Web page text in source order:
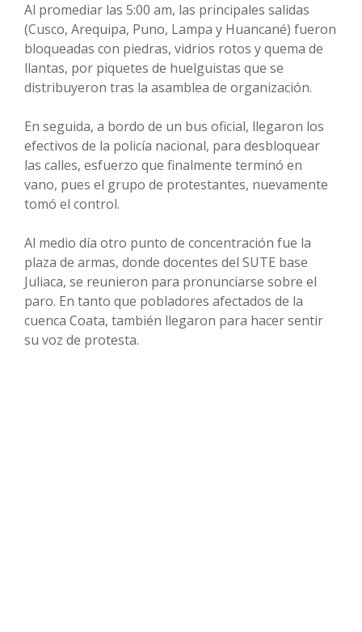
Al promediar las 5:00 am, las principales salidas
(Cusco, Arequipa, Puno, Lampa y Huancané) fueron
bloqueadas con piedras, vidrios rotos y quema de
llantas, por piquetes de huelguistas que se
distribuyeron tras la asamblea de organización.
En seguida, a bordo de un bus oficial, llegaron los
efectivos de la policía nacional, para desbloquear
las calles, esfuerzo que finalmente terminó en
vano, pues el grupo de protestantes, nuevamente
tomó el control.
Al medio día otro punto de concentración fue la
plaza de armas, donde docentes del SUTE base
Juliaca, se reunieron para pronunciarse sobre el
paro. En tanto que pobladores afectados de la
cuenca Coata, también llegaron para hacer sentir
su voz de protesta.